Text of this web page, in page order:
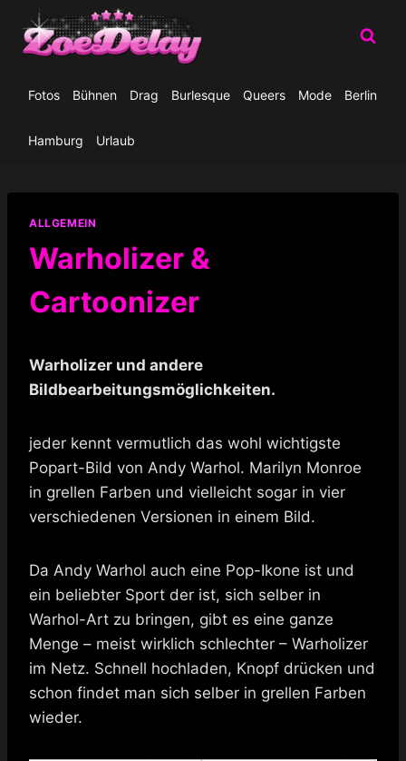
Inhalt
springen
Fotos Bühnen Drag Burlesque Queers Mode Berlin
Hamburg Urlaub
ALLGEMEIN
Warholizer &
Cartoonizer
Warholizer und andere
Bildbearbeitungsmöglichkeiten.
jeder kennt vermutlich das wohl wichtigste
Popart-Bild von Andy Warhol. Marilyn Monroe
in grellen Farben und vielleicht sogar in vier
verschiedenen Versionen in einem Bild.
Da Andy Warhol auch eine Pop-Ikone ist und
ein beliebter Sport der ist, sich selber in
Warhol-Art zu bringen, gibt es eine ganze
Menge – meist wirklich schlechter – Warholizer
im Netz. Schnell hochladen, Knopf drücken und
schon findet man sich selber in grellen Farben
wieder.